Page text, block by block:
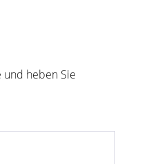
und heben Sie